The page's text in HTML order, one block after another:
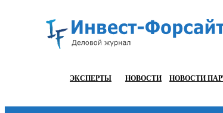
ЭКСПЕРТЫ НОВОСТИ НОВОСТИ